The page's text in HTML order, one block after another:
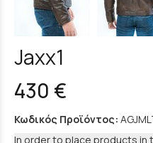
Jaxx1
430 €
Κωδικός Προϊόντος:
In order to place products